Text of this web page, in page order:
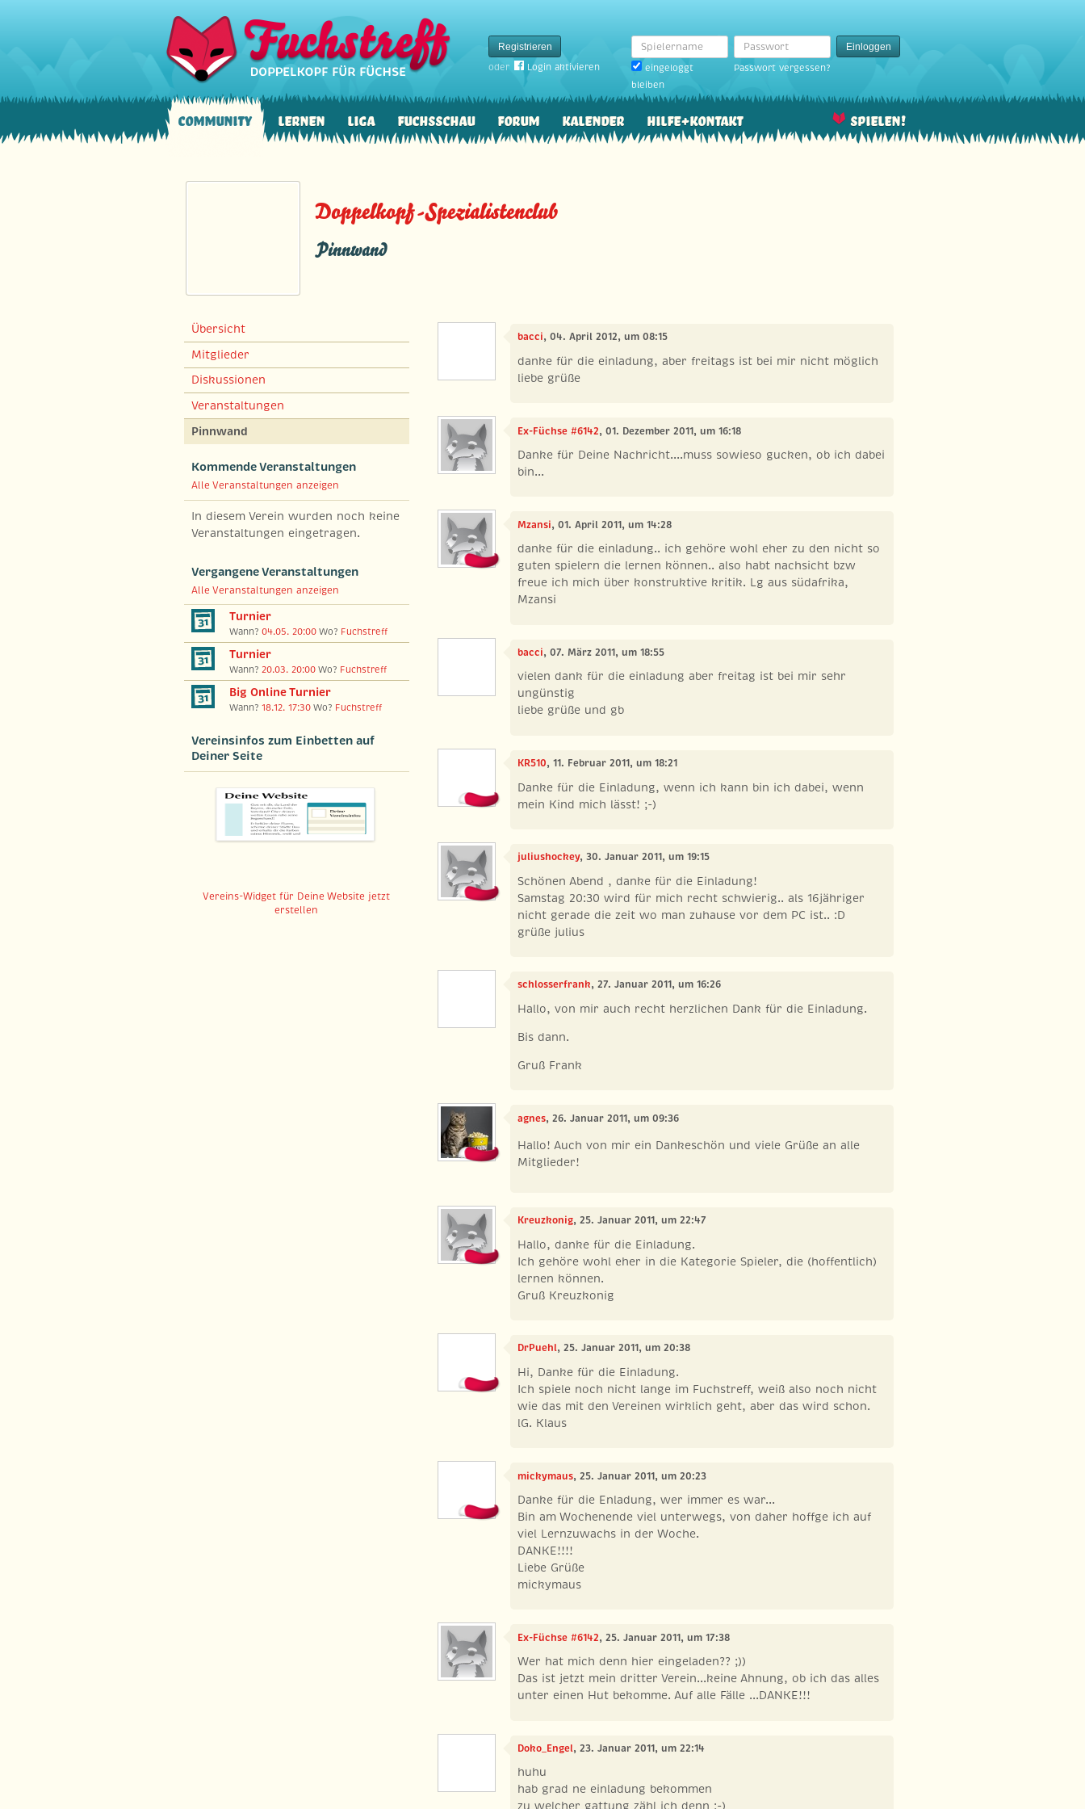
Registrieren
oder
Login aktivieren
Spielername
eingeloggt
bleiben
Passwort
Einloggen
Passwort vergessen?
Community Lernen Liga Fuchsschau Forum Kalender Hilfe+Kontakt Spielen!
Doppelkopf-Spezialistenclub
Pinnwand
Übersicht
Mitglieder
Diskussionen
Veranstaltungen
Pinnwand
Kommende Veranstaltungen
Alle Veranstaltungen anzeigen
In diesem Verein wurden noch keine
Veranstaltungen eingetragen.
Vergangene Veranstaltungen
Alle Veranstaltungen anzeigen
Turnier
Wann?04.05. 20:00 Wo? Fuchstreff
Turnier
Wann?20.03. 20:00 Wo? Fuchstreff
Big Online Turnier
Wann?18.12. 17:30 Wo? Fuchstreff
Vereinsinfos zum Einbetten auf
Deiner Seite
Vereins-Widget für Deine Website jetzt
erstellen
bacci, 04. April 2012, um 08:15
danke für die einladung, aber freitags ist bei mir nicht möglich
liebe grüße
Ex-Füchse #6142, 01. Dezember 2011, um 16:18
Danke für Deine Nachricht....muss sowieso gucken, ob ich dabei
bin...
Mzansi, 01. April 2011, um 14:28
danke für die einladung.. ich gehöre wohl eher zu den nicht so
guten spielern die lernen können.. also habt nachsicht bzw
freue ich mich über konstruktive kritik. Lg aus südafrika,
Mzansi
bacci, 07. März 2011, um 18:55
vielen dank für die einladung aber freitag ist bei mir sehr
ungünstig
liebe grüße und gb
KR510, 11. Februar 2011, um 18:21
Danke für die Einladung, wenn ich kann bin ich dabei, wenn
mein Kind mich lässt! ;-)
juliushockey, 30. Januar 2011, um 19:15
Schönen Abend , danke für die Einladung!
Samstag 20:30 wird für mich recht schwierig.. als 16jähriger
nicht gerade die zeit wo man zuhause vor dem PC ist.. :D
grüße julius
schlosserfrank, 27. Januar 2011, um 16:26
Hallo, von mir auch recht herzlichen Dank für die Einladung.
Bis dann.
Gruß Frank
agnes, 26. Januar 2011, um 09:36
Hallo! Auch von mir ein Dankeschön und viele Grüße an alle
Mitglieder!
Kreuzkonig, 25. Januar 2011, um 22:47
Hallo, danke für die Einladung.
Ich gehöre wohl eher in die Kategorie Spieler, die (hoffentlich)
lernen können.
Gruß Kreuzkonig
DrPuehl, 25. Januar 2011, um 20:38
Hi, Danke für die Einladung.
Ich spiele noch nicht lange im Fuchstreff, weiß also noch nicht
wie das mit den Vereinen wirklich geht, aber das wird schon.
lG. Klaus
mickymaus, 25. Januar 2011, um 20:23
Danke für die Enladung, wer immer es war...
Bin am Wochenende viel unterwegs, von daher hoffge ich auf
viel Lernzuwachs in der Woche.
DANKE!!!!
Liebe Grüße
mickymaus
Ex-Füchse #6142, 25. Januar 2011, um 17:38
Wer hat mich denn hier eingeladen?? ;))
Das ist jetzt mein dritter Verein...keine Ahnung, ob ich das alles
unter einen Hut bekomme. Auf alle Fälle ...DANKE!!!
Doko_Engel, 23. Januar 2011, um 22:14
huhu
hab grad ne einladung bekommen